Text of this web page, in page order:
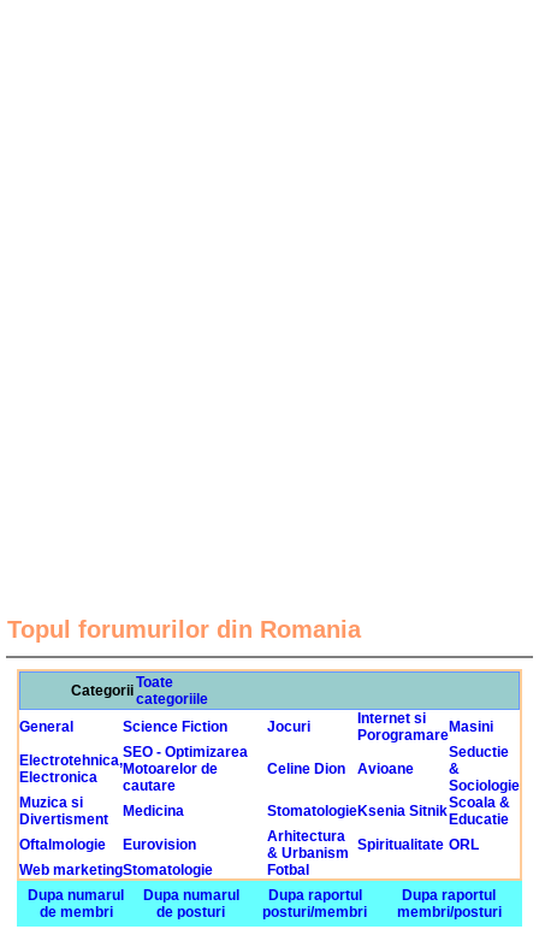
Topul forumurilor din Romania
CategoriiToate
categoriile
General
Science Fiction Jocuri
Internet si
PorogramareMasini
Electrotehnica,
Electronica
SEO - Optimizarea
Motoarelor de
cautare
Celine Dion Avioane
Seductie
&
Sociologie
Muzica si
Divertisment
Medicina StomatologieKsenia SitnikScoala &
Educatie
Oftalmologie
Eurovision
Arhitectura
& Urbanism Spiritualitate ORL
Web marketingStomatologie
Fotbal
Dupa numarul
de membri
Dupa numarul
de posturi
Dupa raportul
posturi/membri
Dupa raportul
membri/posturi